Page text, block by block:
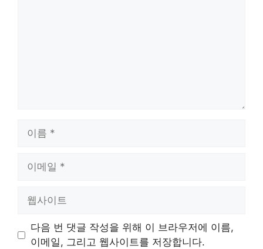
트
다음 번 댓글 작성을 위해 이 브라우저에 이름,
이메일, 그리고 웹사이트를 저장합니다.